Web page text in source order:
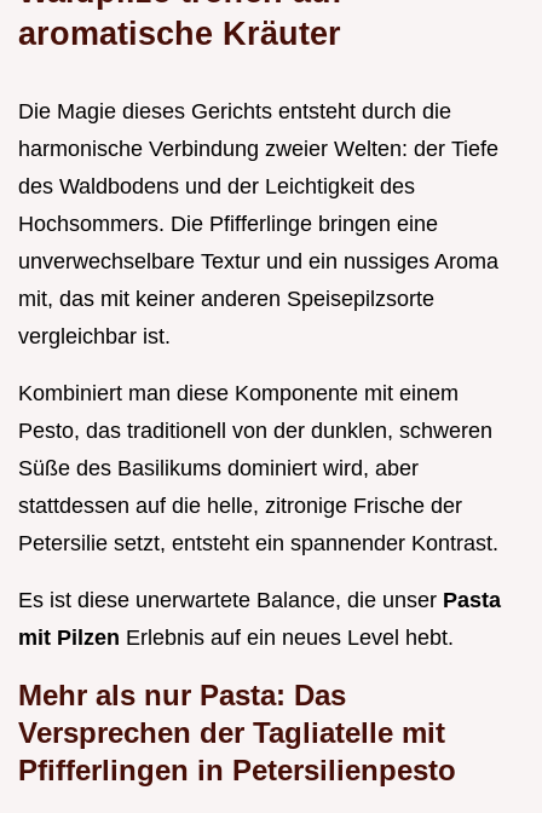
aromatische Kräuter
Die Magie dieses Gerichts entsteht durch die
harmonische Verbindung zweier Welten: der Tiefe
des Waldbodens und der Leichtigkeit des
Hochsommers. Die Pfifferlinge bringen eine
unverwechselbare Textur und ein nussiges Aroma
mit, das mit keiner anderen Speisepilzsorte
vergleichbar ist.
Kombiniert man diese Komponente mit einem
Pesto, das traditionell von der dunklen, schweren
Süße des Basilikums dominiert wird, aber
stattdessen auf die helle, zitronige Frische der
Petersilie setzt, entsteht ein spannender Kontrast.
Es ist diese unerwartete Balance, die unser Pasta
mit Pilzen Erlebnis auf ein neues Level hebt.
Mehr als nur Pasta: Das
Versprechen der Tagliatelle mit
Pfifferlingen in Petersilienpesto